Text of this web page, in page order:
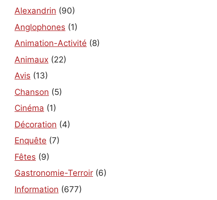
Alexandrin (90)
Anglophones (1)
Animation-Activité (8)
Animaux (22)
Avis (13)
Chanson (5)
Cinéma (1)
Décoration (4)
Enquête (7)
Fêtes (9)
Gastronomie-Terroir (6)
Information (677)